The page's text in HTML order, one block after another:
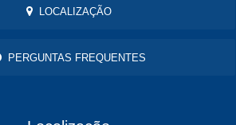
LOCALIZAÇÃO
PERGUNTAS FREQUENTES